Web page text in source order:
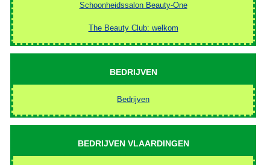
Schoonheidssalon Beauty-One
The Beauty Club: welkom
BEDRIJVEN
Bedrijven
BEDRIJVEN VLAARDINGEN